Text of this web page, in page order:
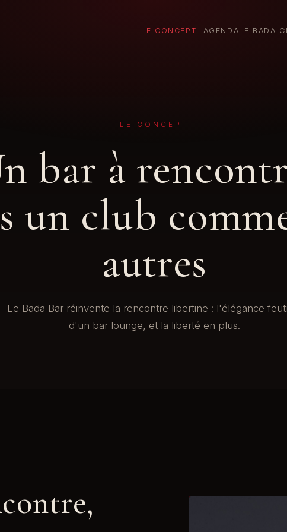
LE CONCEPTL'AGENDALE BADA
LE CONCEPT
bar à
un club
autres
Le Bada Bar réinvente la rencontre libertine : l'élégance
d'un bar lounge, et la liberté en plus.